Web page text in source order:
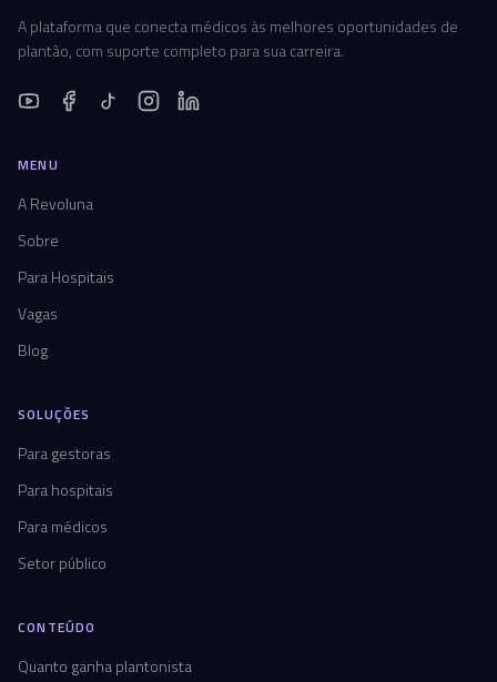
A plataforma que conecta médicos às melhores oportunidades de
plantão, com suporte completo para sua carreira.
MENU
A Revoluna
Sobre
Para Hospitais
Vagas
Blog
SOLUÇÕES
Para gestoras
Para hospitais
Para médicos
Setor público
CONTEÚDO
Quanto ganha plantonista